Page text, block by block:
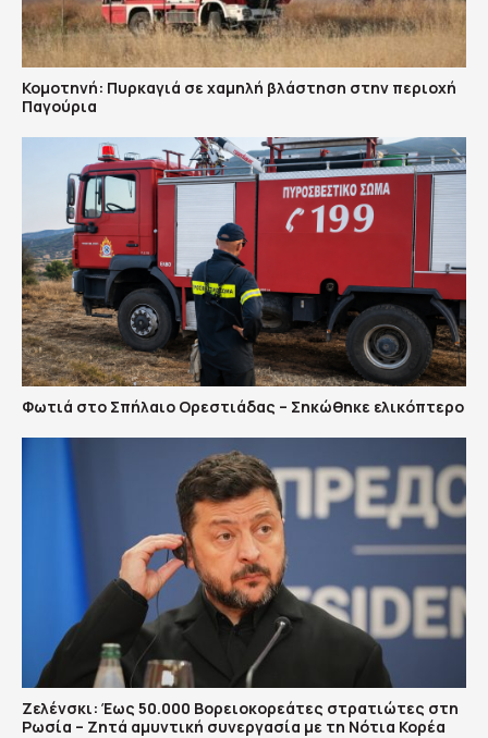
Κομοτηνή: Πυρκαγιά σε χαμηλή βλάστηση στην περιοχή
Παγούρια
Φωτιά στο Σπήλαιο Ορεστιάδας – Σηκώθηκε ελικόπτερο
Ζελένσκι: Έως 50.000 Βορειοκορεάτες στρατιώτες στη
Ρωσία – Ζητά αμυντική συνεργασία με τη Νότια Κορέα